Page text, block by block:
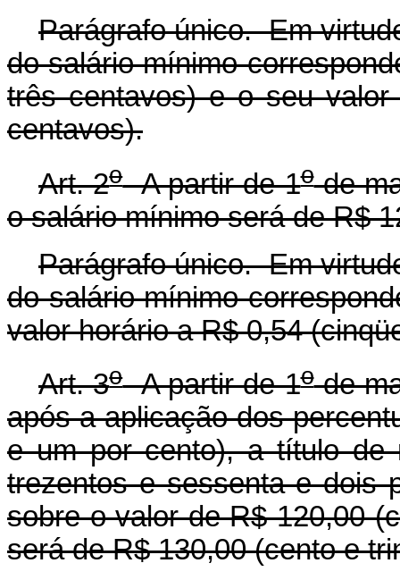
Parágrafo único. Em
do salário mínimo
três centavos) e o seu
centavos).
Art. 2oA partir de 1ode
o salário mínimo será de R$
Parágrafo único. Em
do salário mínimo
valor horário a R$ 0,54
Art. 3oA partir de 1ode
após a aplicação dos
e um por cento), a título de
trezentos e sessenta e dois
sobre o valor de R$ 120,00
será de R$ 130,00 (cento e